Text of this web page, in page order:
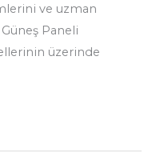
ve uzman
Paneli
üzerinde